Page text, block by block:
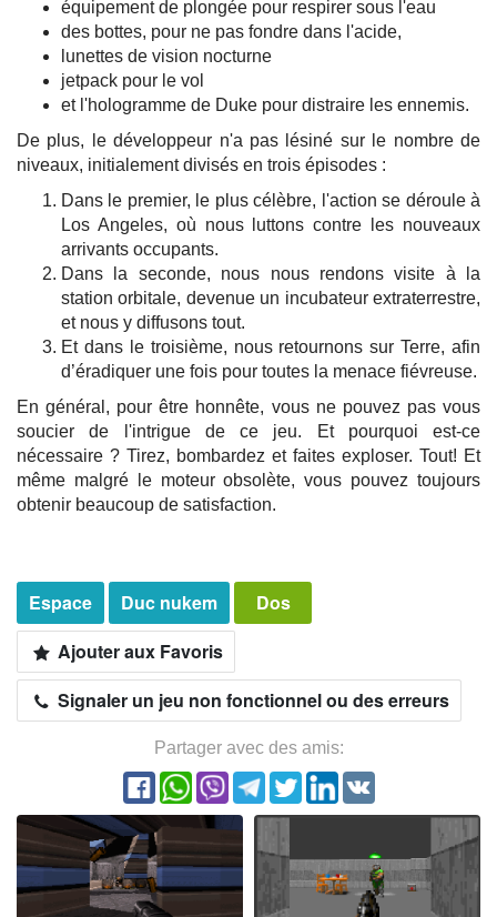
équipement de plongée pour respirer sous l'eau
des bottes, pour ne pas fondre dans l'acide,
lunettes de vision nocturne
jetpack pour le vol
et l'hologramme de Duke pour distraire les ennemis.
De plus, le développeur n'a pas lésiné sur le nombre de
niveaux, initialement divisés en trois épisodes :
Dans le premier, le plus célèbre, l'action se déroule à
Los Angeles, où nous luttons contre les nouveaux
arrivants occupants.
Dans la seconde, nous nous rendons visite à la
station orbitale, devenue un incubateur extraterrestre,
et nous y diffusons tout.
Et dans le troisième, nous retournons sur Terre, afin
d’éradiquer une fois pour toutes la menace fiévreuse.
En général, pour être honnête, vous ne pouvez pas vous
soucier de l'intrigue de ce jeu. Et pourquoi est-ce
nécessaire ? Tirez, bombardez et faites exploser. Tout! Et
même malgré le moteur obsolète, vous pouvez toujours
obtenir beaucoup de satisfaction.
Espace Duc nukem
Dos
Ajouter aux Favoris
Signaler un jeu non fonctionnel ou des erreurs
Partager avec des amis: